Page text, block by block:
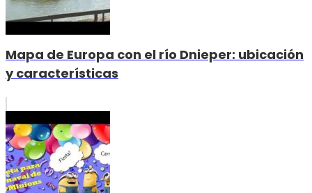
Mapa de Europa con el río Dnieper: ubicación
y características